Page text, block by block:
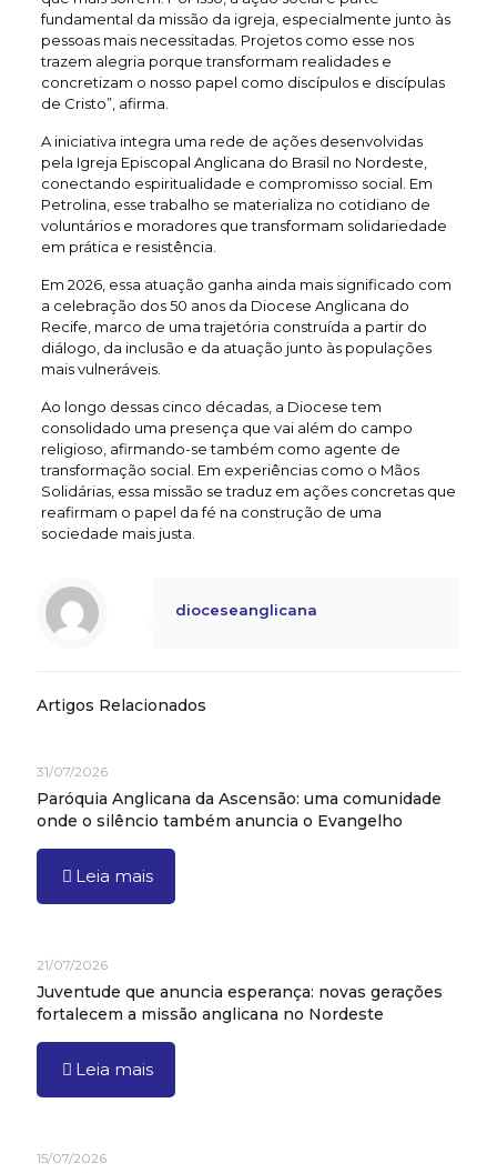
fundamental da missão da igreja, especialmente junto às
pessoas mais necessitadas. Projetos como esse nos
trazem alegria porque transformam realidades e
concretizam o nosso papel como discípulos e discípulas
de Cristo”, afirma.
A iniciativa integra uma rede de ações desenvolvidas
pela Igreja Episcopal Anglicana do Brasil no Nordeste,
conectando espiritualidade e compromisso social. Em
Petrolina, esse trabalho se materializa no cotidiano de
voluntários e moradores que transformam solidariedade
em prática e resistência.
Em 2026, essa atuação ganha ainda mais significado com
a celebração dos 50 anos da Diocese Anglicana do
Recife, marco de uma trajetória construída a partir do
diálogo, da inclusão e da atuação junto às populações
mais vulneráveis.
Ao longo dessas cinco décadas, a Diocese tem
consolidado uma presença que vai além do campo
religioso, afirmando-se também como agente de
transformação social. Em experiências como o Mãos
Solidárias, essa missão se traduz em ações concretas que
reafirmam o papel da fé na construção de uma
sociedade mais justa.
dioceseanglicana
Artigos Relacionados
31/07/2026
Paróquia Anglicana da Ascensão: uma comunidade
onde o silêncio também anuncia o Evangelho
Leia mais
21/07/2026
Juventude que anuncia esperança: novas gerações
fortalecem a missão anglicana no Nordeste
Leia mais
15/07/2026